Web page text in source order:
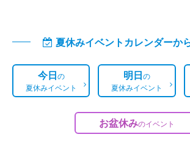
夏休みイベントカレンダーか
今日の
夏休みイベント
明日の
夏休みイベント
お盆休みのイベント